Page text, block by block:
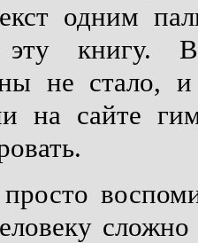
одним
эту книгу.
не стало,
на сайте
сложно